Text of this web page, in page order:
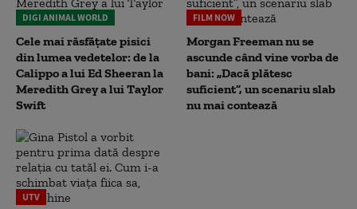
DIGI ANIMAL WORLD
Cele mai răsfățate pisici
din lumea vedetelor: de la
Calippo a lui Ed Sheeran la
Meredith Grey a lui Taylor
Swift
FILM NOW
Morgan Freeman nu se
ascunde când vine vorba de
bani: „Dacă plătesc
suficient”, un scenariu slab
nu mai contează
UTV